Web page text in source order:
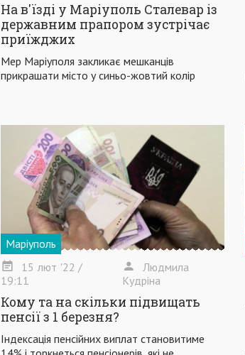
На в'їзді у Маріуполь Сталевар із
державним прапором зустрічає
приїжджих
Мер Маріуполя закликає мешканців
прикрашати місто у синьо-жовтий колір
Маріуполь
15 лют '22 /
19:11
Людмила
Кудріна
Кому та на скільки підвищать
пенсії з 1 березня?
Індексація пенсійних виплат становитиме